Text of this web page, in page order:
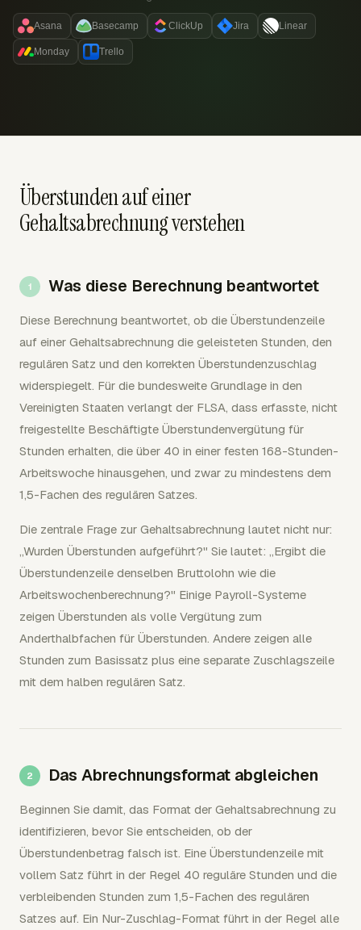
Asana Basecamp ClickUp Jira Linear
Monday Trello
Überstunden auf einer
Gehaltsabrechnung verstehen
Was diese Berechnung beantwortet
Diese Berechnung beantwortet, ob die Überstundenzeile
auf einer Gehaltsabrechnung die geleisteten Stunden, den
regulären Satz und den korrekten Überstundenzuschlag
widerspiegelt. Für die bundesweite Grundlage in den
Vereinigten Staaten verlangt der FLSA, dass erfasste, nicht
freigestellte Beschäftigte Überstundenvergütung für
Stunden erhalten, die über 40 in einer festen 168-Stunden-
Arbeitswoche hinausgehen, und zwar zu mindestens dem
1,5-Fachen des regulären Satzes.
Die zentrale Frage zur Gehaltsabrechnung lautet nicht nur:
„Wurden Überstunden aufgeführt?" Sie lautet: „Ergibt die
Überstundenzeile denselben Bruttolohn wie die
Arbeitswochenberechnung?" Einige Payroll-Systeme
zeigen Überstunden als volle Vergütung zum
Anderthalbfachen für Überstunden. Andere zeigen alle
Stunden zum Basissatz plus eine separate Zuschlagszeile
mit dem halben regulären Satz.
Das Abrechnungsformat abgleichen
Beginnen Sie damit, das Format der Gehaltsabrechnung zu
identifizieren, bevor Sie entscheiden, ob der
Überstundenbetrag falsch ist. Eine Überstundenzeile mit
vollem Satz führt in der Regel 40 reguläre Stunden und die
verbleibenden Stunden zum 1,5-Fachen des regulären
Satzes auf. Ein Nur-Zuschlag-Format führt in der Regel alle